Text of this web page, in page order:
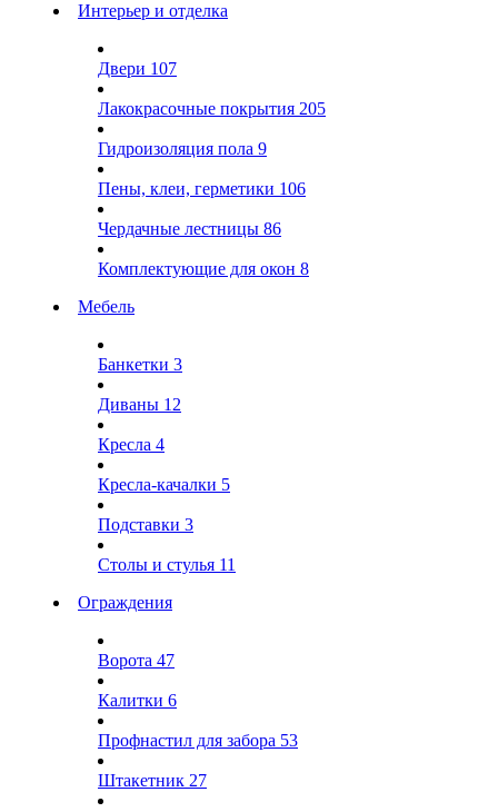
Интерьер и отделка
Двери 107
Лакокрасочные покрытия 205
Гидроизоляция пола 9
Пены, клеи, герметики 106
Чердачные лестницы 86
Комплектующие для окон 8
Мебель
Банкетки 3
Диваны 12
Кресла 4
Кресла-качалки 5
Подставки 3
Столы и стулья 11
Ограждения
Ворота 47
Калитки 6
Профнастил для забора 53
Штакетник 27